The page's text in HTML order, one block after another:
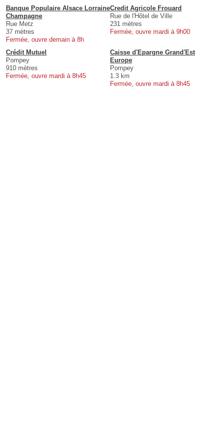
Banque Populaire Alsace Lorraine
Champagne
Rue Metz
37 mètres
Fermée, ouvre demain à 8h
Credit Agricole Frouard
Rue de l'Hôtel de Ville
231 mètres
Fermée, ouvre mardi à 9h00
Crédit Mutuel
Pompey
910 mètres
Fermée, ouvre mardi à 8h45
Caisse d'Epargne Grand'Est
Europe
Pompey
1.3 km
Fermée, ouvre mardi à 8h45